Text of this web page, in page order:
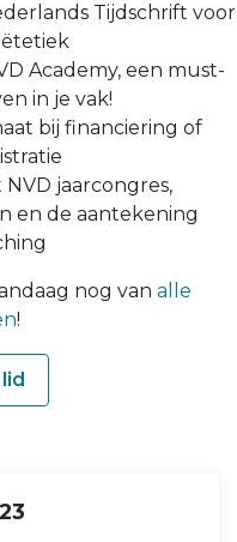
Tijdschrift voor
Academy, een must-
in je vak!
bij financiering of
jaarcongres,
en de aantekening
nog van alle
!